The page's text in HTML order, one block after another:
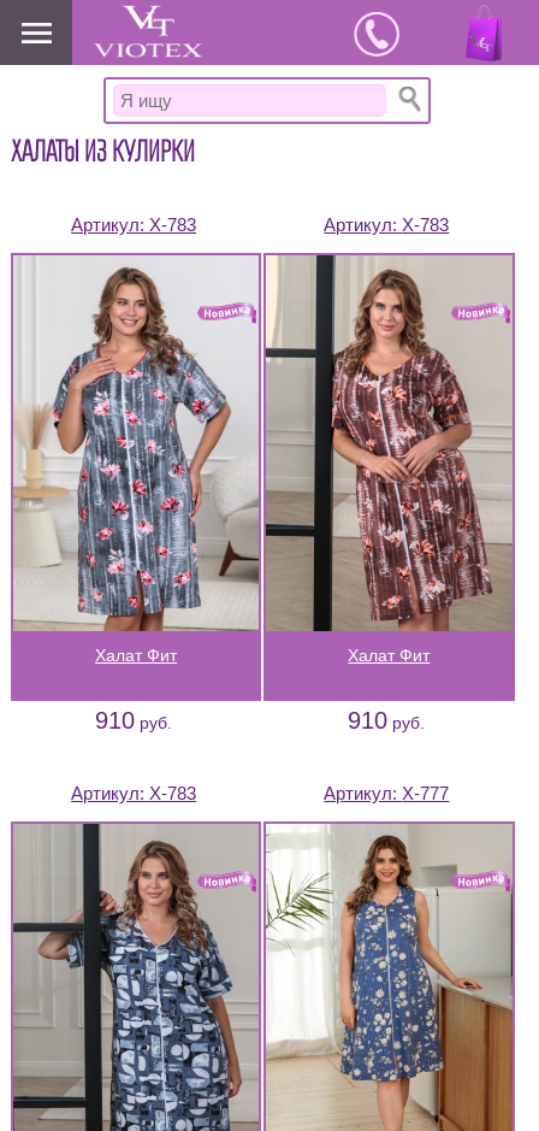
www.viotex37.ru
ХАЛАТЫ ИЗ КУЛИРКИ
Артикул: Х-783
Халат Фит
910 руб.
Артикул: Х-783
Халат Фит
910 руб.
Артикул: Х-783 Артикул: Х-777